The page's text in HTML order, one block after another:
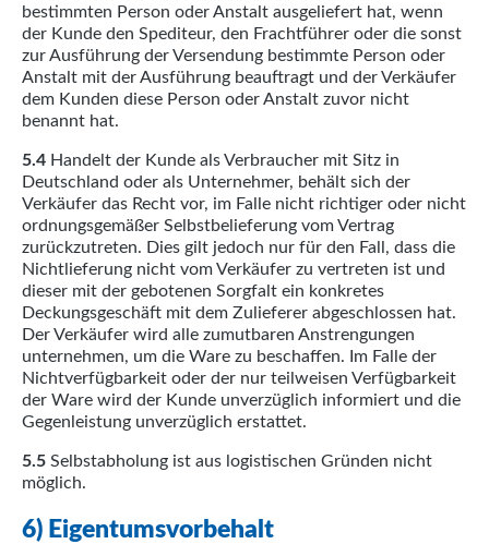
bestimmten Person oder Anstalt ausgeliefert hat, wenn
der Kunde den Spediteur, den Frachtführer oder die sonst
zur Ausführung der Versendung bestimmte Person oder
Anstalt mit der Ausführung beauftragt und der Verkäufer
dem Kunden diese Person oder Anstalt zuvor nicht
benannt hat.
5.4 Handelt der Kunde als Verbraucher mit Sitz in
Deutschland oder als Unternehmer, behält sich der
Verkäufer das Recht vor, im Falle nicht richtiger oder nicht
ordnungsgemäßer Selbstbelieferung vom Vertrag
zurückzutreten. Dies gilt jedoch nur für den Fall, dass die
Nichtlieferung nicht vom Verkäufer zu vertreten ist und
dieser mit der gebotenen Sorgfalt ein konkretes
Deckungsgeschäft mit dem Zulieferer abgeschlossen hat.
Der Verkäufer wird alle zumutbaren Anstrengungen
unternehmen, um die Ware zu beschaffen. Im Falle der
Nichtverfügbarkeit oder der nur teilweisen Verfügbarkeit
der Ware wird der Kunde unverzüglich informiert und die
Gegenleistung unverzüglich erstattet.
5.5 Selbstabholung ist aus logistischen Gründen nicht
möglich.
6) Eigentumsvorbehalt